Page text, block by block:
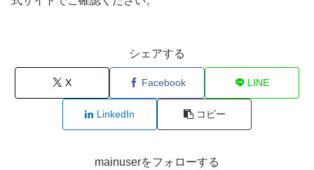
シェアする
X Facebook LINE
LinkedIn コピー
mainuserをフォローする